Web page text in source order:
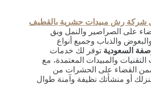
شركة رش مبيدات حشرية بالقطيف
على الصراصير والنمل وبق
والذباب وجميع أنواع
السعودية توفر لك خدمات
والمبيدات المعتمدة، مع
القضاء على الحشرات من
أو منشأتك نظيفة وآمنة طوال